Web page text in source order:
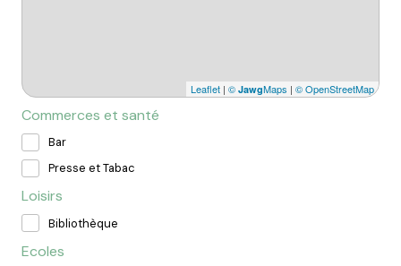
Leaflet | © JawgMaps | © OpenStreetMap
Commerces et santé
Bar
Presse et Tabac
Loisirs
Bibliothèque
Ecoles